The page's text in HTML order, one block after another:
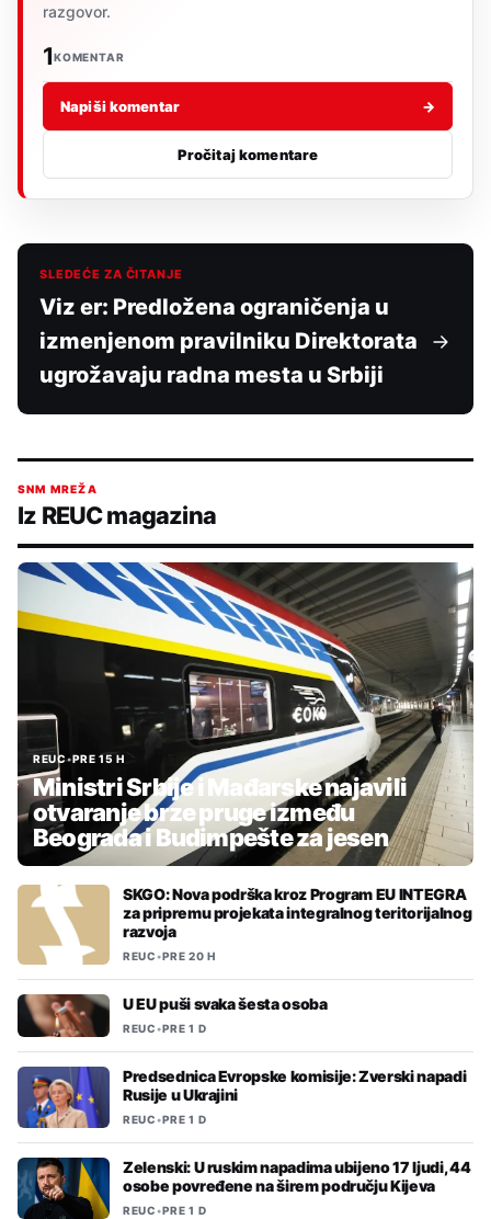
razgovor.
1KOMENTAR
Napiši komentar →
Pročitaj komentare
SLEDEĆE ZA ČITANJE
Viz er: Predložena ograničenja u
izmenjenom pravilniku Direktorata
ugrožavaju radna mesta u Srbiji
SNM MREŽA
Iz REUC magazina
REUC•PRE 15 H
Ministri Srbije i Mađarske najavili
otvaranje brze pruge između
Beograda i Budimpešte za jesen
SKGO: Nova podrška kroz Program EU INTEGRA
za pripremu projekata integralnog teritorijalnog
razvoja
REUC•PRE 20 H
U EU puši svaka šesta osoba
REUC•PRE 1 D
Predsednica Evropske komisije: Zverski napadi
Rusije u Ukrajini
REUC•PRE 1 D
Zelenski: U ruskim napadima ubijeno 17 ljudi, 44
osobe povređene na širem području Kijeva
REUC•PRE 1 D